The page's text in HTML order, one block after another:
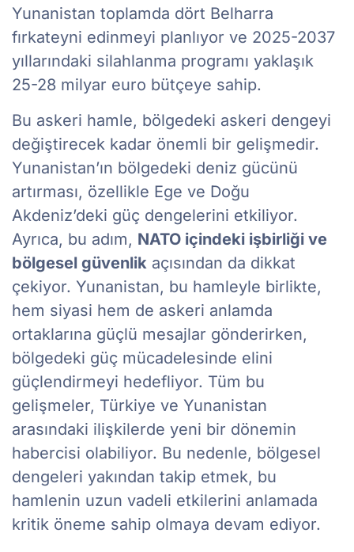
Yunanistan toplamda dört Belharra
fırkateyni edinmeyi planlıyor ve 2025-2037
yıllarındaki silahlanma programı yaklaşık
25-28 milyar euro bütçeye sahip.
Bu askeri hamle, bölgedeki askeri dengeyi
değiştirecek kadar önemli bir gelişmedir.
Yunanistan’ın bölgedeki deniz gücünü
artırması, özellikle Ege ve Doğu
Akdeniz’deki güç dengelerini etkiliyor.
Ayrıca, bu adım, NATO içindeki işbirliği ve
bölgesel güvenlik açısından da dikkat
çekiyor. Yunanistan, bu hamleyle birlikte,
hem siyasi hem de askeri anlamda
ortaklarına güçlü mesajlar gönderirken,
bölgedeki güç mücadelesinde elini
güçlendirmeyi hedefliyor. Tüm bu
gelişmeler, Türkiye ve Yunanistan
arasındaki ilişkilerde yeni bir dönemin
habercisi olabiliyor. Bu nedenle, bölgesel
dengeleri yakından takip etmek, bu
hamlenin uzun vadeli etkilerini anlamada
kritik öneme sahip olmaya devam ediyor.